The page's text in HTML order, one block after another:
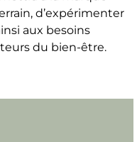
d’expérimenter
aux besoins
du bien-être.